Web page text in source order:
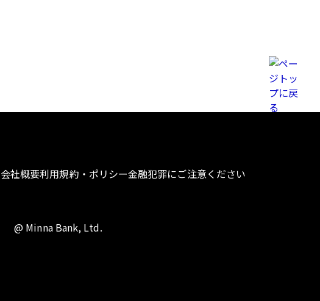
会社概要利用規約・ポリシー金融犯罪にご注意ください
@ Minna Bank, Ltd.